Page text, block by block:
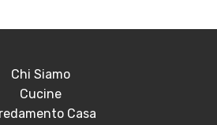
Chi Siamo
Cucine
Casa